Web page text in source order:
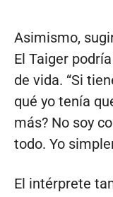
Asimismo,
El Taiger
de vida. “Si
qué yo tenía
más? No soy
todo. Yo
El intérprete